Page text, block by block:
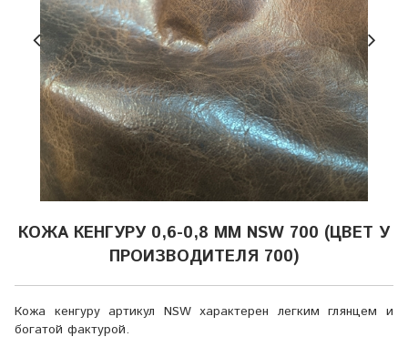
КОЖА КЕНГУРУ 0,6-0,8 ММ NSW 700 (ЦВЕТ У
ПРОИЗВОДИТЕЛЯ 700)
Кожа кенгуру артикул NSW характерен легким глянцем и
богатой фактурой.